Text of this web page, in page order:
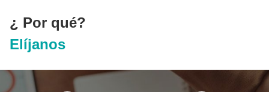
¿ Por qué?
Elíjanos